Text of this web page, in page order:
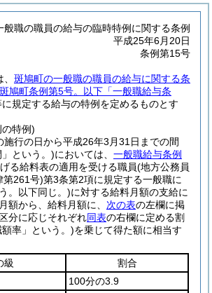
般職の職員の給与の臨時特例に関する条例
平成25年6月20日
条例第15号
、 斑鳩町の一般職の職員の給与に関する条
鳩町条例第5号。以下「一般職給与条
に規定する給与の特例を定めるものとす
特例)
施行の日から平成26年3月31日までの間
という。)においては、 一般職給与条例
る給料表の適用を受ける職員(地方公務員
第261号)第3条第2項に規定する一般職に
。以下同じ。)に対する給料月額の支給に
額から、給料月額に、 次の表の左欄に掲
分に応じそれぞれ同表の右欄に定める割
率」という。)を乗じて得た額に相当す
級
割合
100分の3.9